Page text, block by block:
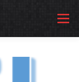
Menu
SQL